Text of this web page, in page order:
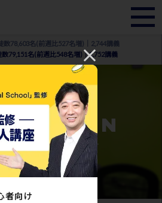
数78,603名(前週比527名増)｜2,744講義
数79,151名(前週比548名増)｜2,752講義
者向け
・メディア実績 -